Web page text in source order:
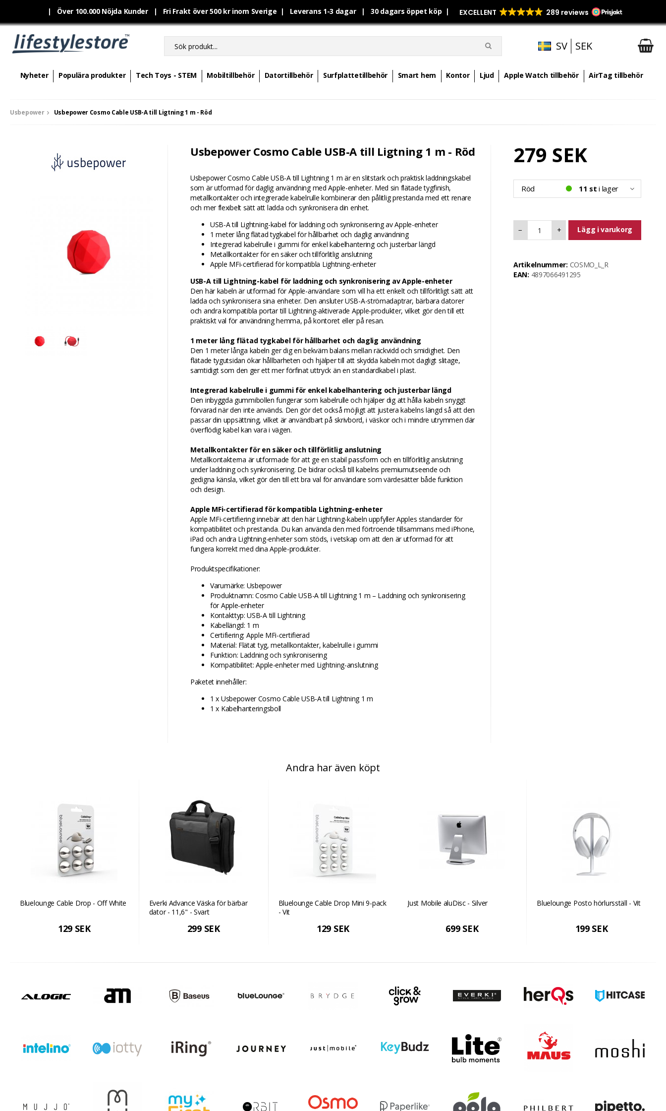
| Över 100.000 Nöjda Kunder | Fri Frakt över 500 kr inom Sverige | Leverans 1-3 dagar | 30 dagars öppet köp |
SV SEK
Nyheter Populära produkter Tech Toys - STEM Mobiltillbehör Datortillbehör Surfplattetillbehör Smart hem Kontor Ljud Apple Watch tillbehör AirTag tillbehör
Usbepower Usbepower Cosmo Cable USB-A till Ligtning 1 m - Röd
Usbepower Cosmo Cable USB-A till Ligtning 1 m - Röd
Usbepower Cosmo Cable USB-A till Lightning 1 m är en slitstark och praktisk laddningskabel
som är utformad för daglig användning med Apple-enheter. Med sin flätade tygfinish,
metallkontakter och integrerade kabelrulle kombinerar den pålitlig prestanda med ett renare
och mer flexibelt sätt att ladda och synkronisera din enhet.
USB-A till Lightning-kabel för laddning och synkronisering av Apple-enheter
1 meter lång flätad tygkabel för hållbarhet och daglig användning
Integrerad kabelrulle i gummi för enkel kabelhantering och justerbar längd
Metallkontakter för en säker och tillförlitlig anslutning
Apple MFi-certifierad för kompatibla Lightning-enheter
USB-A till Lightning-kabel för laddning och synkronisering av Apple-enheter
Den här kabeln är utformad för Apple-användare som vill ha ett enkelt och tillförlitligt sätt att
ladda och synkronisera sina enheter. Den ansluter USB-A-strömadaptrar, bärbara datorer
och andra kompatibla portar till Lightning-aktiverade Apple-produkter, vilket gör den till ett
praktiskt val för användning hemma, på kontoret eller på resan.
1 meter lång flätad tygkabel för hållbarhet och daglig användning
Den 1 meter långa kabeln ger dig en bekväm balans mellan räckvidd och smidighet. Den
flätade tygutsidan ökar hållbarheten och hjälper till att skydda kabeln mot dagligt slitage,
samtidigt som den ger ett mer förfinat uttryck än en standardkabel i plast.
Integrerad kabelrulle i gummi för enkel kabelhantering och justerbar längd
Den inbyggda gummibollen fungerar som kabelrulle och hjälper dig att hålla kabeln snyggt
förvarad när den inte används. Den gör det också möjligt att justera kabelns längd så att den
passar din uppsättning, vilket är användbart på skrivbord, i väskor och i mindre utrymmen där
överflödig kabel kan vara i vägen.
Metallkontakter för en säker och tillförlitlig anslutning
Metallkontakterna är utformade för att ge en stabil passform och en tillförlitlig anslutning
under laddning och synkronisering. De bidrar också till kabelns premiumutseende och
gedigna känsla, vilket gör den till ett bra val för användare som värdesätter både funktion
och design.
Apple MFi-certifierad för kompatibla Lightning-enheter
Apple MFi-certifiering innebär att den här Lightning-kabeln uppfyller Apples standarder för
kompatibilitet och prestanda. Du kan använda den med förtroende tillsammans med iPhone,
iPad och andra Lightning-enheter som stöds, i vetskap om att den är utformad för att
fungera korrekt med dina Apple-produkter.
Produktspecifikationer:
Varumärke: Usbepower
Produktnamn: Cosmo Cable USB-A till Lightning 1 m – Laddning och synkronisering
för Apple-enheter
Kontakttyp: USB-A till Lightning
Kabellängd: 1 m
Certifiering: Apple MFi-certifierad
Material: Flätat tyg, metallkontakter, kabelrulle i gummi
Funktion: Laddning och synkronisering
Kompatibilitet: Apple-enheter med Lightning-anslutning
Paketet innehåller:
1 x Usbepower Cosmo Cable USB-A till Lightning 1 m
1 x Kabelhanteringsboll
279 SEK
Röd 11 st i lager
− + Lägg i varukorg
Artikelnummer: COSMO_L_R
EAN: 4897066491295
Andra har även köpt
Bluelounge Cable Drop - Off White
129 SEK
Everki Advance Väska för bärbar
dator - 11,6" - Svart
299 SEK
Bluelounge Cable Drop Mini 9-pack
- Vit
129 SEK
Just Mobile aluDisc - Silver
699 SEK
Bluelounge Posto hörlursställ - Vit
199 SEK